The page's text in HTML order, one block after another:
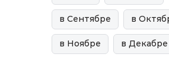
в Сентябре в
в Ноябре в Декабре